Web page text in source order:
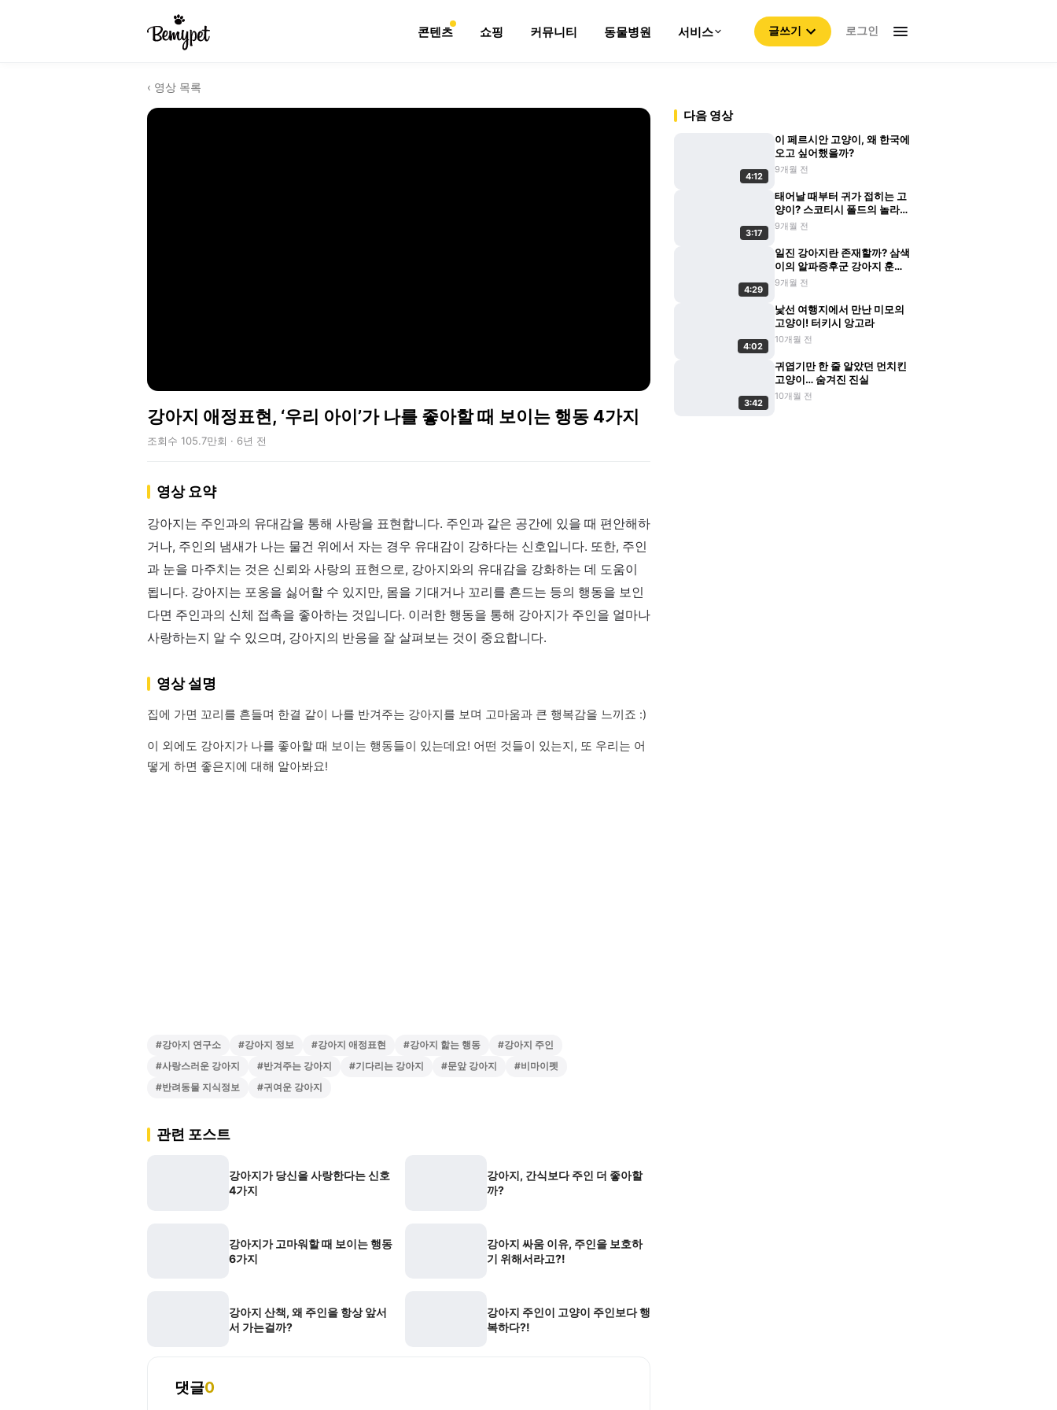
콘텐츠 쇼핑 커뮤니티 동물병원 서비스 글쓰기 로그인
‹ 영상 목록
강아지 애정표현, ‘우리 아이’가 나를 좋아할 때 보이는 행동 4가지
조회수 105.7만회 · 6년 전
영상 요약
강아지는 주인과의 유대감을 통해 사랑을 표현합니다. 주인과 같은 공간에 있을 때 편안해하
거나, 주인의 냄새가 나는 물건 위에서 자는 경우 유대감이 강하다는 신호입니다. 또한, 주인
과 눈을 마주치는 것은 신뢰와 사랑의 표현으로, 강아지와의 유대감을 강화하는 데 도움이
됩니다. 강아지는 포옹을 싫어할 수 있지만, 몸을 기대거나 꼬리를 흔드는 등의 행동을 보인
다면 주인과의 신체 접촉을 좋아하는 것입니다. 이러한 행동을 통해 강아지가 주인을 얼마나
사랑하는지 알 수 있으며, 강아지의 반응을 잘 살펴보는 것이 중요합니다.
영상 설명
집에 가면 꼬리를 흔들며 한결 같이 나를 반겨주는 강아지를 보며 고마움과 큰 행복감을 느끼죠 :)
이 외에도 강아지가 나를 좋아할 때 보이는 행동들이 있는데요! 어떤 것들이 있는지, 또 우리는 어
떻게 하면 좋은지에 대해 알아봐요!
#강아지 연구소 #강아지 정보 #강아지 애정표현 #강아지 핥는 행동 #강아지 주인
#사랑스러운 강아지 #반겨주는 강아지 #기다리는 강아지 #문앞 강아지 #비마이펫
#반려동물 지식정보 #귀여운 강아지
관련 포스트
강아지가 당신을 사랑한다는 신호
4가지
강아지, 간식보다 주인 더 좋아할
까?
강아지가 고마워할 때 보이는 행동
6가지
강아지 싸움 이유, 주인을 보호하
기 위해서라고?!
강아지 산책, 왜 주인을 항상 앞서
서 가는걸까?
강아지 주인이 고양이 주인보다 행
복하다?!
댓글0
다음 영상
4:12
이 페르시안 고양이, 왜 한국에
오고 싶어했을까?
9개월 전
3:17
태어날 때부터 귀가 접히는 고
양이? 스코티시 폴드의 놀라운
비밀
9개월 전
4:29
일진 강아지란 존재할까? 삼색
이의 알파증후군 강아지 훈육
기
9개월 전
4:02
낯선 여행지에서 만난 미모의
고양이! 터키시 앙고라
10개월 전
3:42
귀엽기만 한 줄 알았던 먼치킨
고양이… 숨겨진 진실
10개월 전